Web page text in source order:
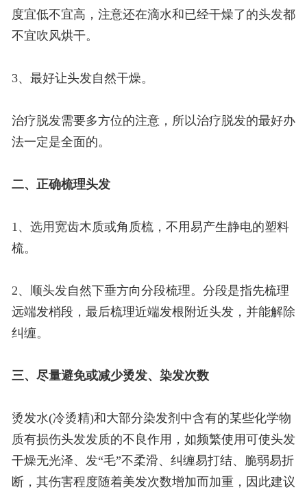
度宜低不宜高，注意还在滴水和已经干燥了的头发都
不宜吹风烘干。
3、最好让头发自然干燥。
治疗脱发需要多方位的注意，所以治疗脱发的最好办
法一定是全面的。
二、正确梳理头发
1、选用宽齿木质或角质梳，不用易产生静电的塑料
梳。
2、顺头发自然下垂方向分段梳理。分段是指先梳理
远端发梢段，最后梳理近端发根附近头发，并能解除
纠缠。
三、尽量避免或减少烫发、染发次数
烫发水(冷烫精)和大部分染发剂中含有的某些化学物
质有损伤头发发质的不良作用，如频繁使用可使头发
干燥无光泽、发“毛”不柔滑、纠缠易打结、脆弱易折
断，其伤害程度随着美发次数增加而加重，因此建议